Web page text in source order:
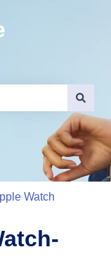
is leeg.
Watch